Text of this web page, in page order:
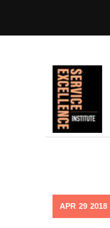
APR 29 2018